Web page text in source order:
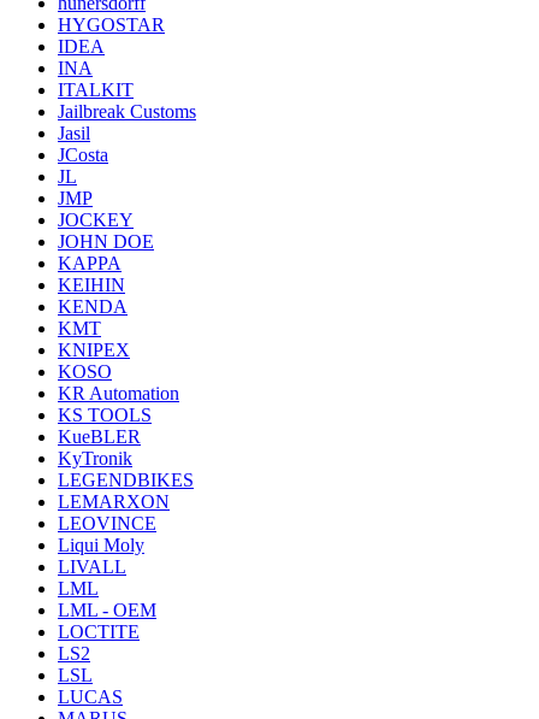
HYGOSTAR
IDEA
INA
ITALKIT
Jailbreak Customs
Jasil
JCosta
JL
JMP
JOCKEY
JOHN DOE
KAPPA
KEIHIN
KENDA
KMT
KNIPEX
KOSO
KR Automation
KS TOOLS
KueBLER
KyTronik
LEGENDBIKES
LEMARXON
LEOVINCE
Liqui Moly
LIVALL
LML
LML - OEM
LOCTITE
LS2
LSL
LUCAS